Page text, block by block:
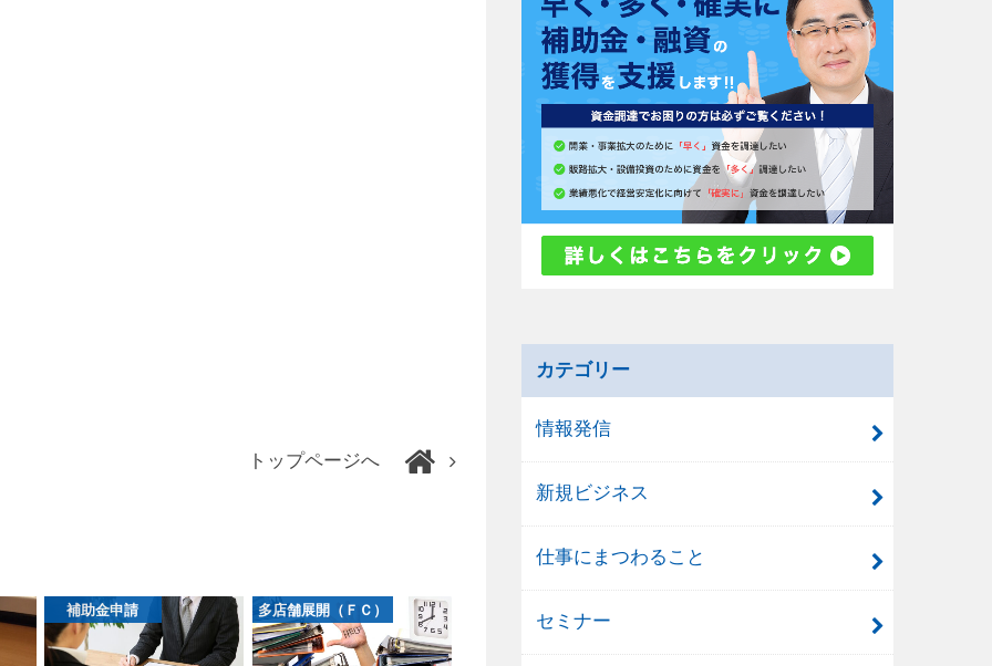
トップページへ
補助金申請 多店舗展開（ＦＣ）
カテゴリー
情報発信
新規ビジネス
仕事にまつわること
セミナー